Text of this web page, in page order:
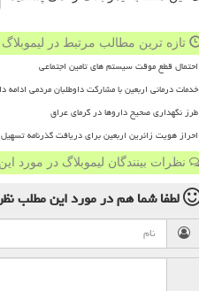
تازه ترین مطالب مرتبط در لیموبلاگ
احتمال قطع موقت سیستم های تامین اجتماعی
خدمات درمانی اربعین با مشارکت داوطلبان مردمی ادامه
طرز نگهداری صحیح داروها در گرمای عراق
احراز هویت زائرین اربعین برای دریافت گذرنامه
نظرات بینندگان لیموبلاگ در مورد
لطفا شما همدر مورد این مطلب